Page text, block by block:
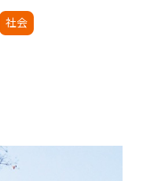
社会